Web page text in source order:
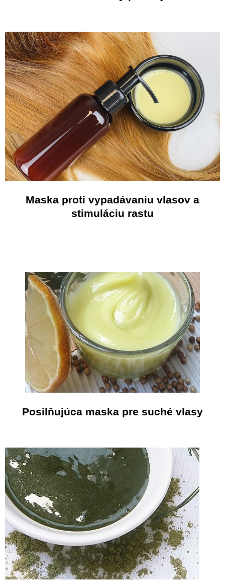
Maska proti vypadávaniu vlasov a
stimuláciu rastu
Posilňujúca maska pre suché vlasy